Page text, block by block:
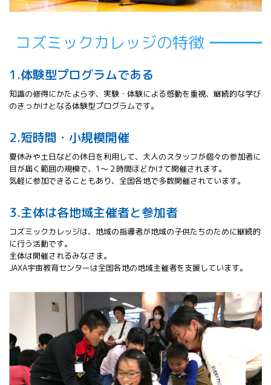
コズミックカレッジの特徴
1.体験型プログラムである
知識の修得にかたよらず、実験・体験による感動を重視、継続的な学び
のきっかけとなる体験型プログラムです。
2.短時間・小規模開催
夏休みや土日などの休日を利用して、大人のスタッフが個々の参加者に
目が届く範囲の規模で、1～２時間ほどかけて開催されます。
気軽に参加できることもあり、全国各地で多数開催されています。
3.主体は各地域主催者と参加者
コズミックカレッジは、地域の指導者が地域の子供たちのために継続的
に行う活動です。
主体は開催されるみなさま。
JAXA宇宙教育センターは全国各地の地域主催者を支援しています。